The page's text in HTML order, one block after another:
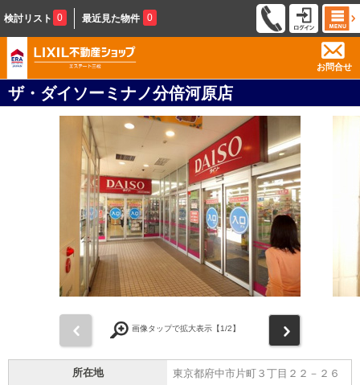
検討リスト 0 最近見た物件 0
お問合せ
ザ・ダイソーミナノ分倍河原店
画像タップで拡大表示【1/2】
所在地 東京都府中市片町３丁目２２－２６